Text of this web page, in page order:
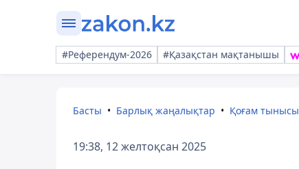
#Референдум-2026 #Қазақстан мақтанышы
Басты Барлық жаңалықтар Қоғам тынысы
19:38, 12 желтоқсан 2025